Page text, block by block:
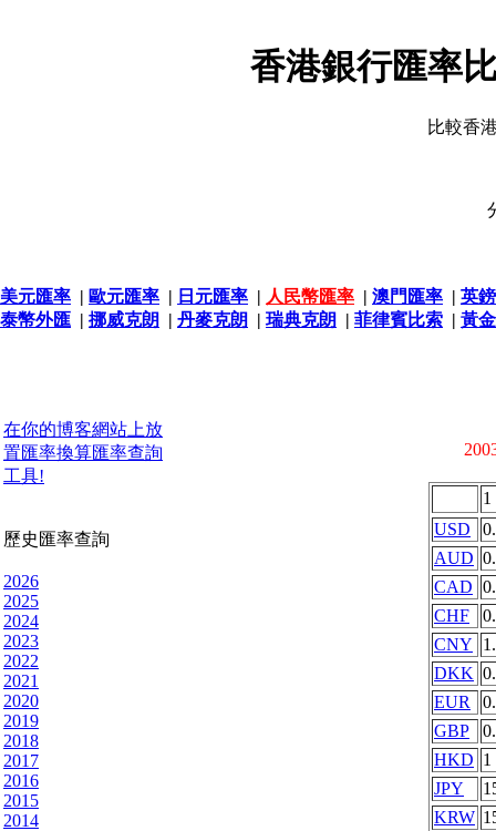
香港銀行匯率
比較香
美元匯率 | 歐元匯率 | 日元匯率 | 人民幣匯率 | 澳門匯率 | 英
泰幣外匯 | 挪威克朗 | 丹麥克朗 | 瑞典克朗 | 菲律賓比索 | 黃
在你的博客網站上放
置匯率換算匯率查詢
工具!
歷史匯率查詢
2026
2025
2024
2023
2022
2021
2020
2019
2018
2017
2016
2015
2014
1
USD
AUD
CAD
CHF
CNY
DKK
EUR
GBP
HKD 1
JPY
KRW